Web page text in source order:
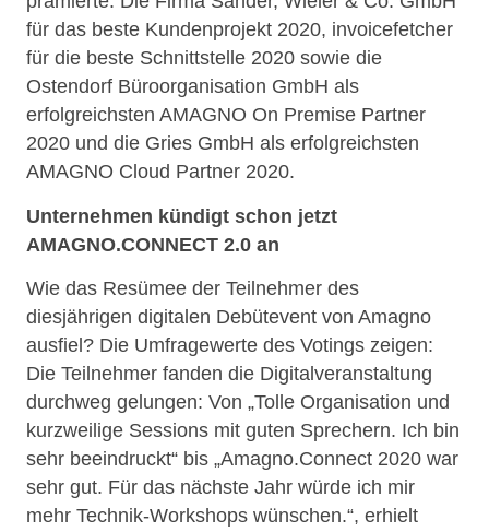
für das beste Kundenprojekt 2020, invoicefetcher
für die beste Schnittstelle 2020 sowie die
Ostendorf Büroorganisation GmbH als
erfolgreichsten AMAGNO On Premise Partner
2020 und die Gries GmbH als erfolgreichsten
AMAGNO Cloud Partner 2020.
Unternehmen kündigt schon jetzt
AMAGNO.CONNECT 2.0 an
Wie das Resümee der Teilnehmer des
diesjährigen digitalen Debütevent von Amagno
ausfiel? Die Umfragewerte des Votings zeigen:
Die Teilnehmer fanden die Digitalveranstaltung
durchweg gelungen: Von „Tolle Organisation und
kurzweilige Sessions mit guten Sprechern. Ich bin
sehr beeindruckt“ bis „Amagno.Connect 2020 war
sehr gut. Für das nächste Jahr würde ich mir
mehr Technik-Workshops wünschen.“, erhielt